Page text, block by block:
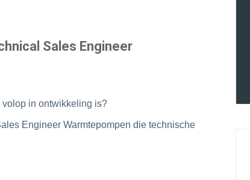
Sales Engineer
in ontwikkeling is?
Engineer Warmtepompen die technische